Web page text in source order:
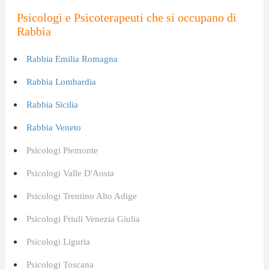
Psicologi e Psicoterapeuti che si occupano di
Rabbia
Rabbia Emilia Romagna
Rabbia Lombardia
Rabbia Sicilia
Rabbia Veneto
Psicologi Piemonte
Psicologi Valle D'Aosta
Psicologi Trentino Alto Adige
Psicologi Friuli Venezia Giulia
Psicologi Liguria
Psicologi Toscana